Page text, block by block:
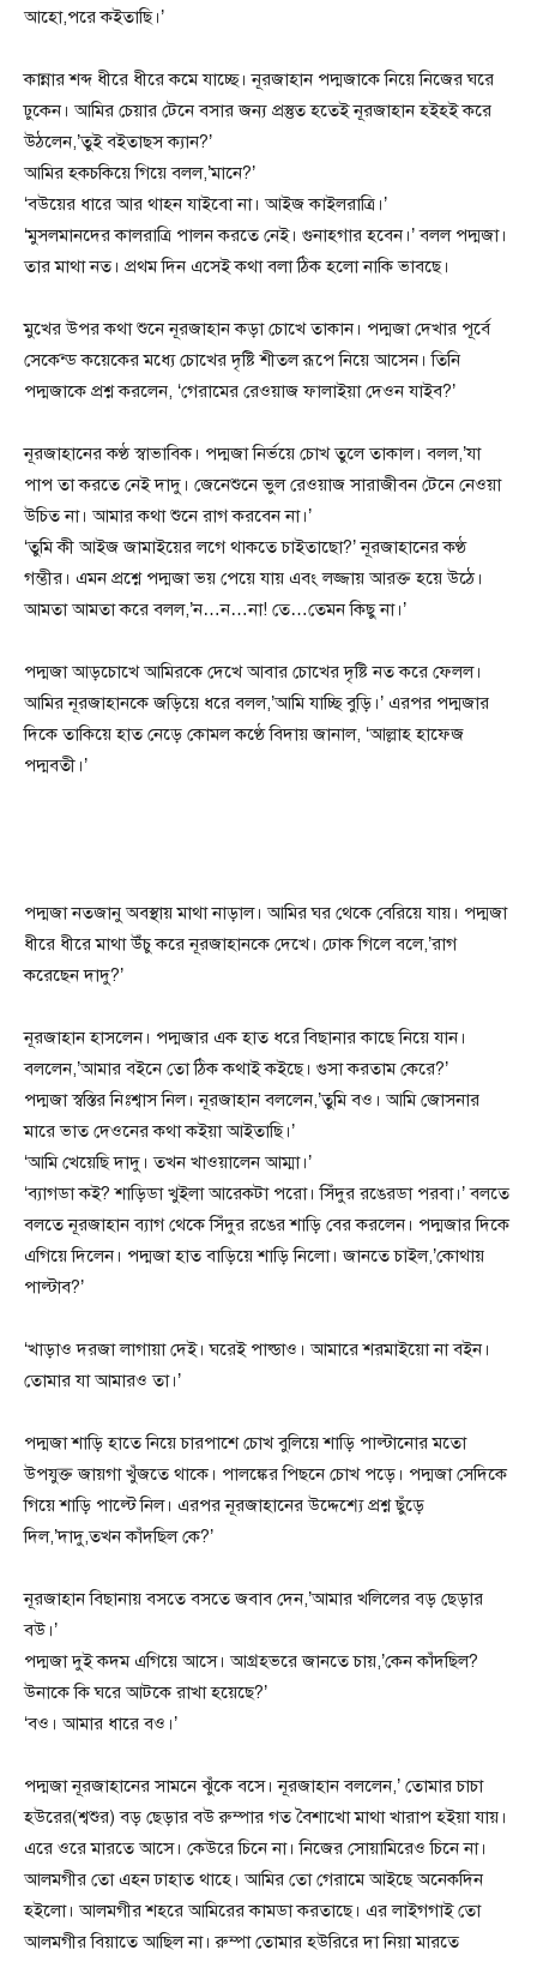
আহো,পরে কইতাছি।’
কান্নার শব্দ ধীরে ধীরে কমে যাচ্ছে। নূরজাহান পদ্মজাকে নিয়ে নিজের ঘরে
ঢুকেন। আমির চেয়ার টেনে বসার জন্য প্রস্তুত হতেই নূরজাহান হইহই করে
উঠলেন,’তুই বইতাছস ক্যান?’
আমির হকচকিয়ে গিয়ে বলল,’মানে?’
‘বউয়ের ধারে আর থাহন যাইবো না। আইজ কাইলরাত্রি।’
‘মুসলমানদের কালরাত্রি পালন করতে নেই। গুনাহগার হবেন।’ বলল পদ্মজা।
তার মাথা নত। প্রথম দিন এসেই কথা বলা ঠিক হলো নাকি ভাবছে।
মুখের উপর কথা শুনে নূরজাহান কড়া চোখে তাকান। পদ্মজা দেখার পূর্বে
সেকেন্ড কয়েকের মধ্যে চোখের দৃষ্টি শীতল রূপে নিয়ে আসেন। তিনি
পদ্মজাকে প্রশ্ন করলেন, ‘গেরামের রেওয়াজ ফালাইয়া দেওন যাইব?’
নূরজাহানের কণ্ঠ স্বাভাবিক। পদ্মজা নির্ভয়ে চোখ তুলে তাকাল। বলল,’যা
পাপ তা করতে নেই দাদু। জেনেশুনে ভুল রেওয়াজ সারাজীবন টেনে নেওয়া
উচিত না। আমার কথা শুনে রাগ করবেন না।’
‘তুমি কী আইজ জামাইয়ের লগে থাকতে চাইতাছো?’ নূরজাহানের কণ্ঠ
গম্ভীর। এমন প্রশ্নে পদ্মজা ভয় পেয়ে যায় এবং লজ্জায় আরক্ত হয়ে উঠে।
আমতা আমতা করে বলল,’ন…ন…না! তে…তেমন কিছু না।’
পদ্মজা আড়চোখে আমিরকে দেখে আবার চোখের দৃষ্টি নত করে ফেলল।
আমির নূরজাহানকে জড়িয়ে ধরে বলল,’আমি যাচ্ছি বুড়ি।’ এরপর পদ্মজার
দিকে তাকিয়ে হাত নেড়ে কোমল কণ্ঠে বিদায় জানাল, ‘আল্লাহ হাফেজ
পদ্মবতী।’
পদ্মজা নতজানু অবস্থায় মাথা নাড়াল। আমির ঘর থেকে বেরিয়ে যায়। পদ্মজা
ধীরে ধীরে মাথা উঁচু করে নূরজাহানকে দেখে। ঢোক গিলে বলে,’রাগ
করেছেন দাদু?’
নূরজাহান হাসলেন। পদ্মজার এক হাত ধরে বিছানার কাছে নিয়ে যান।
বললেন,’আমার বইনে তো ঠিক কথাই কইছে। গুসা করতাম কেরে?’
পদ্মজা স্বস্তির নিঃশ্বাস নিল। নূরজাহান বললেন,’তুমি বও। আমি জোসনার
মারে ভাত দেওনের কথা কইয়া আইতাছি।’
‘আমি খেয়েছি দাদু। তখন খাওয়ালেন আম্মা।’
‘ব্যাগডা কই? শাড়িডা খুইলা আরেকটা পরো। সিঁদুর রঙেরডা পরবা।’ বলতে
বলতে নূরজাহান ব্যাগ থেকে সিঁদুর রঙের শাড়ি বের করলেন। পদ্মজার দিকে
এগিয়ে দিলেন। পদ্মজা হাত বাড়িয়ে শাড়ি নিলো। জানতে চাইল,’কোথায়
পাল্টাব?’
‘খাড়াও দরজা লাগায়া দেই। ঘরেই পাল্ডাও। আমারে শরমাইয়ো না বইন।
তোমার যা আমারও তা।’
পদ্মজা শাড়ি হাতে নিয়ে চারপাশে চোখ বুলিয়ে শাড়ি পাল্টানোর মতো
উপযুক্ত জায়গা খুঁজতে থাকে। পালঙ্কের পিছনে চোখ পড়ে। পদ্মজা সেদিকে
গিয়ে শাড়ি পাল্টে নিল। এরপর নূরজাহানের উদ্দেশ্যে প্রশ্ন ছুঁড়ে
দিল,’দাদু,তখন কাঁদছিল কে?’
নূরজাহান বিছানায় বসতে বসতে জবাব দেন,’আমার খলিলের বড় ছেড়ার
বউ।’
পদ্মজা দুই কদম এগিয়ে আসে। আগ্রহভরে জানতে চায়,’কেন কাঁদছিল?
উনাকে কি ঘরে আটকে রাখা হয়েছে?’
‘বও। আমার ধারে বও।’
পদ্মজা নূরজাহানের সামনে ঝুঁকে বসে। নূরজাহান বললেন,’ তোমার চাচা
হউরের(শ্বশুর) বড় ছেড়ার বউ রুম্পার গত বৈশাখো মাথা খারাপ হইয়া যায়।
এরে ওরে মারতে আসে। কেউরে চিনে না। নিজের সোয়ামিরেও চিনে না।
আলমগীর তো এহন ঢাহাত থাহে। আমির তো গেরামে আইছে অনেকদিন
হইলো। আলমগীর শহরে আমিরের কামডা করতাছে। এর লাইগগাই তো
আলমগীর বিয়াতে আছিল না। রুম্পা তোমার হউরিরে দা নিয়া মারতে